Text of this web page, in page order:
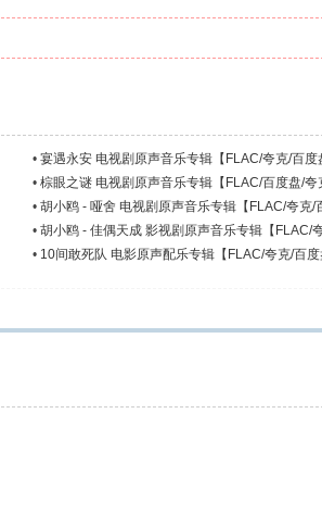
• 宴遇永安 电视剧原声音乐专辑【FLAC/夸克/百度
• 棕眼之谜 电视剧原声音乐专辑【FLAC/百度盘/夸
• 胡小鸥 - 哑舍 电视剧原声音乐专辑【FLAC/夸克/
• 胡小鸥 - 佳偶天成 影视剧原声音乐专辑【FLAC/
• 10间敢死队 电影原声配乐专辑【FLAC/夸克/百度